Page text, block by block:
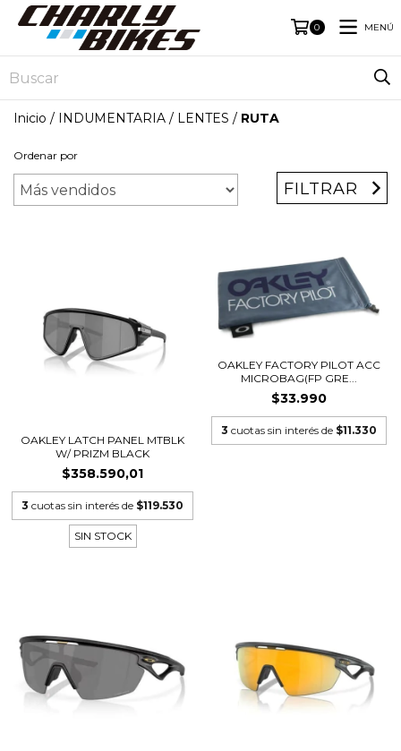
0 MENÚ
Inicio / INDUMENTARIA / LENTES / RUTA
Ordenar por
FILTRAR
OAKLEY LATCH PANEL MTBLK
W/ PRIZM BLACK
$358.590,01
3 cuotas sin interés de $119.530
SIN STOCK
OAKLEY FACTORY PILOT ACC
MICROBAG(FP GRE...
$33.990
3 cuotas sin interés de $11.330